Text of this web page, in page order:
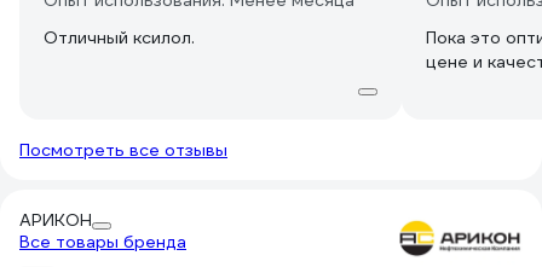
Отличный ксилол.
Пока это
цене и
Посмотреть все отзывы
АРИКОН
Все товары бренда